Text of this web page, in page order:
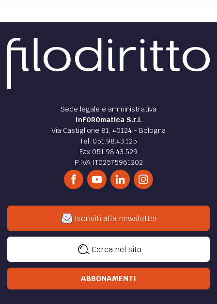
Sede legale e amministrativa
InFOROmatica S.r.l.
Via Castiglione 81, 40124 - Bologna
Tel. 051.98.43.125
Fax 051.98.43.529
P.IVA IT02575961202
Iscriviti alla newsletter
Cerca nel sito
ABBONAMENTI